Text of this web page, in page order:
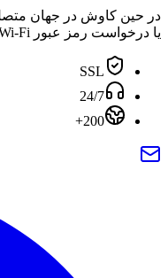
یا درخواست رمز عبور Wi-Fi را فراموش کنید. فقط یک کد QR را اسکن کنید و از اینترنت با کیفیت اپراتور، بدون تعهد در سراسر جهان لذت ببرید.
SSL
24/7
200+